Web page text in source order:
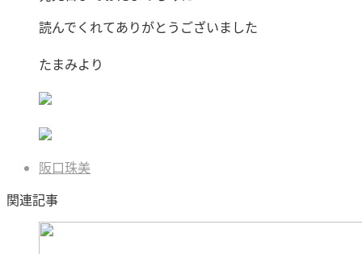
読んでくれてありがとうございました
たまみより
阪口珠美
関連記事